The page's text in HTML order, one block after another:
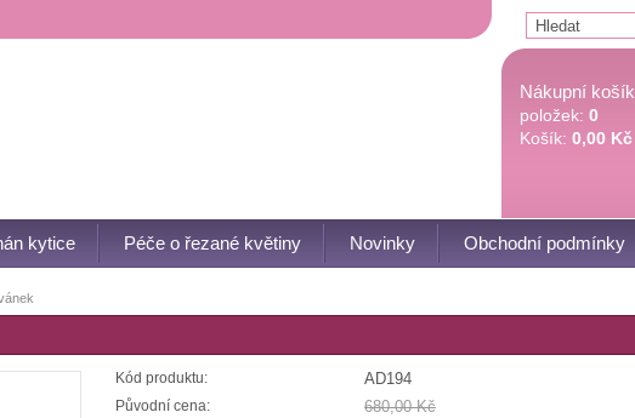
Nákupní košík
položek: 0
Košík: 0,00 Kč
kytice Péče o řezané květiny Novinky Obchodní podmínky
Kód produktu: AD194
Původní cena: 680,00 Kč